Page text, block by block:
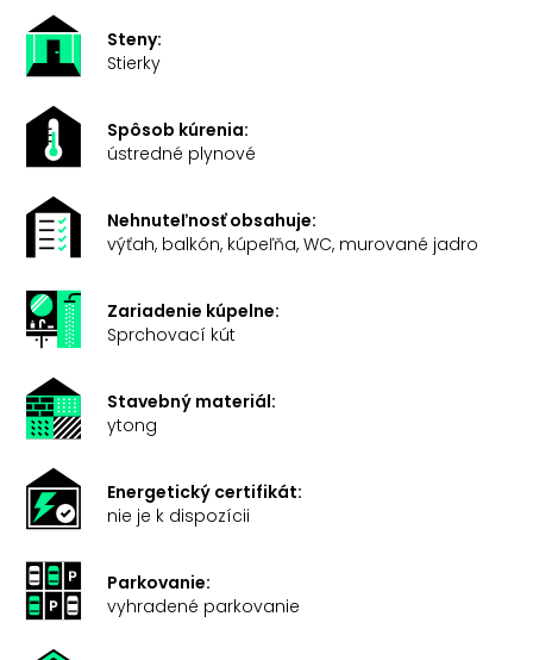
Steny:
Stierky
Spôsob kúrenia:
ústredné plynové
Nehnuteľnosť obsahuje:
výťah, balkón, kúpeľňa, WC, murované jadro
Zariadenie kúpelne:
Sprchovací kút
Stavebný materiál:
ytong
Energetický certifikát:
nie je k dispozícii
Parkovanie:
vyhradené parkovanie